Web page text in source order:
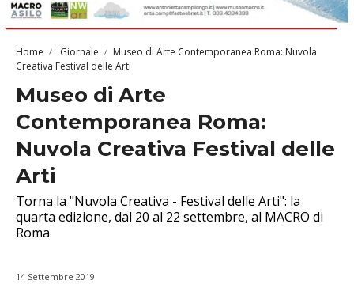
Home Giornale
Museo di Arte Contemporanea Roma: Nuvola
Creativa Festival delle Arti
Museo di Arte
Contemporanea Roma:
Nuvola Creativa Festival delle
Arti
Torna la "Nuvola Creativa - Festival delle Arti": la
quarta edizione, dal 20 al 22 settembre, al MACRO di
Roma
14 Settembre 2019